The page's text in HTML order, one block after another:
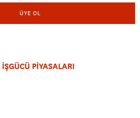
ÜYE OL
İŞGÜCÜ PİYASALARI